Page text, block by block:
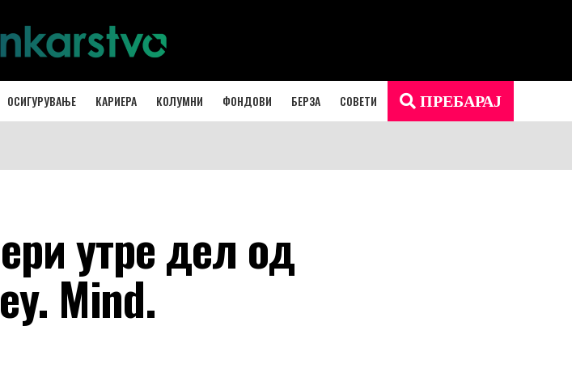
ОСИГУРУВАЊЕ КАРИЕРА КОЛУМНИ ФОНДОВИ БЕРЗА СОВЕТИ ПРЕБАРАЈ
утре дел од
Mind.